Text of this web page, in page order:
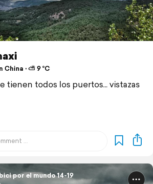
China ⋅ ⛅ 9 °C
tienen todos los puertos... vistazas
por el mundo 14-19